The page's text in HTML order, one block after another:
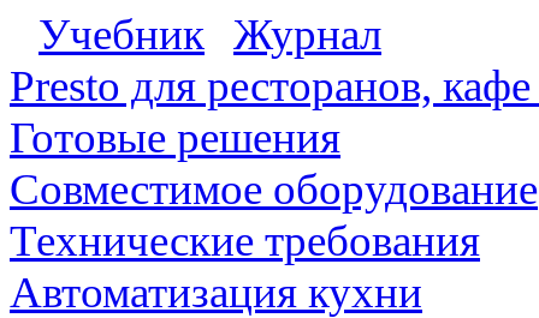
Учебник
Журнал
Presto для ресторанов,
Готовые решения
Совместимое оборудование
Технические требования
Автоматизация кухни